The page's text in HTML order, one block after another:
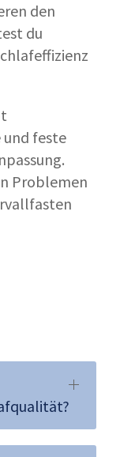
den
du
und feste
Problemen